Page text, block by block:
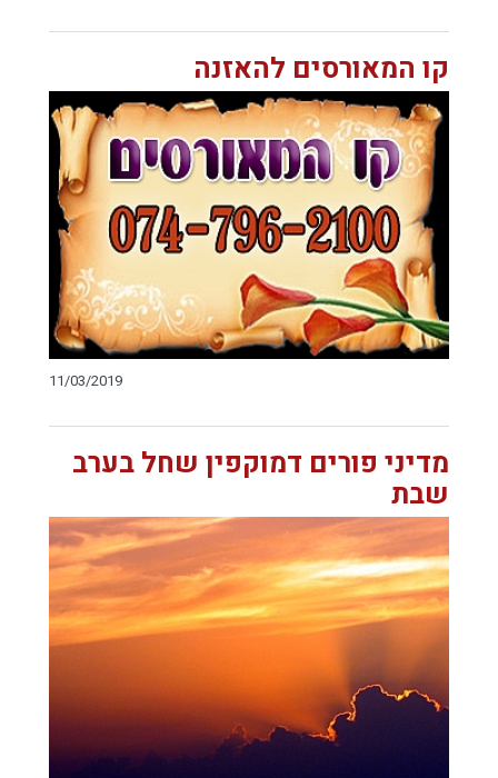
קו המאורסים להאזנה
11/03/2019
מדיני פורים דמוקפין שחל בערב
שבת